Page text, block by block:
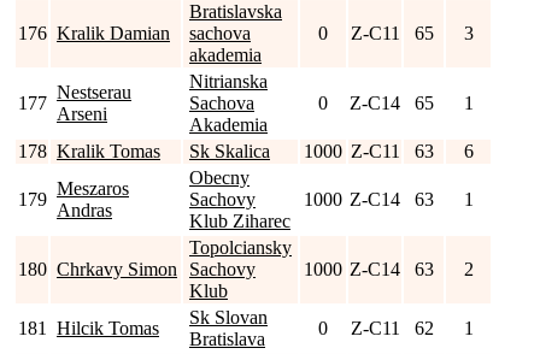
176 Kralik Damian
Bratislavska
sachova
akademia
0 Z-C11 65 3
177
Nestserau
Arseni
Nitrianska
Sachova
Akademia
0 Z-C14 65 1
178 Kralik Tomas Sk Skalica 1000 Z-C11 63 6
179
Meszaros
Andras
Obecny
Sachovy
Klub Ziharec
1000 Z-C14 63 1
180 Chrkavy Simon
Topolciansky
Sachovy
Klub
1000 Z-C14 63 2
181 Hilcik Tomas
Sk Slovan
Bratislava
0 Z-C11 62 1